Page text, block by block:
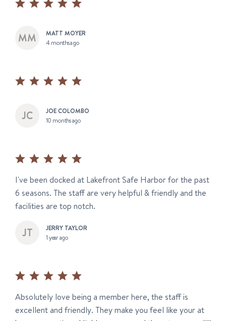
MATT MOYER
4 months ago
JOE COLOMBO
10 months ago
I've been docked at Lakefront Safe Harbor for the past
6 seasons. The staff are very helpful & friendly and the
facilities are top notch.
JERRY TAYLOR
1 year ago
Absolutely love being a member here, the staff is
excellent and friendly. They make you feel like your at